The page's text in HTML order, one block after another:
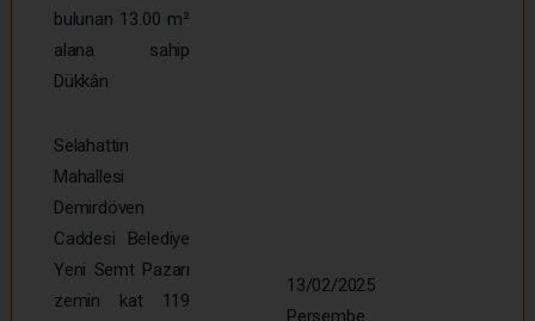
bulunan 13.00 m²
alana sahip
Dükkân
Selahattin
Mahallesi
Demirdöven
Caddesi Belediye
Yeni Semt Pazarı
zemin kat 119
13/02/2025
Perşembe